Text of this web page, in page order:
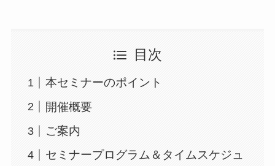
目次
本セミナーのポイント
開催概要
ご案内
セミナープログラム＆タイムスケジュ